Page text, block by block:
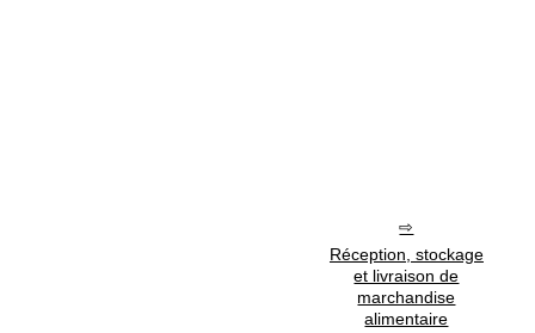
Réception, stockage
et livraison de
marchandise
alimentaire